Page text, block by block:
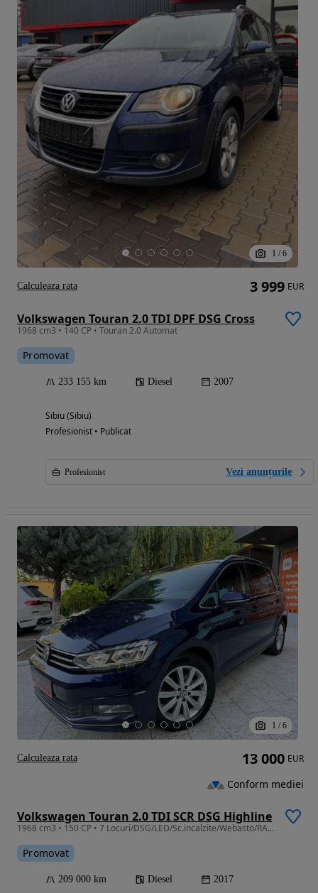
1 / 6
Volkswagen Touran 2.0 TDI DPF DSG Cross
1968 cm3 • 140 CP • Touran 2.0 Automat
Promovat
233 155 km Diesel 2007
Sibiu (Sibiu)
Profesionist • Publicat
Profesionist Vezi anunțurile
3 999 EUR
Calculeaza rata
1 / 6
Volkswagen Touran 2.0 TDI SCR DSG Highline
1968 cm3 • 150 CP • 7 Locuri/DSG/LED/Sc.incalzite/Webasto/RAR Efectuat/Front assist/Camera
Promovat
209 000 km Diesel 2017
13 000 EUR
Conform mediei
Calculeaza rata